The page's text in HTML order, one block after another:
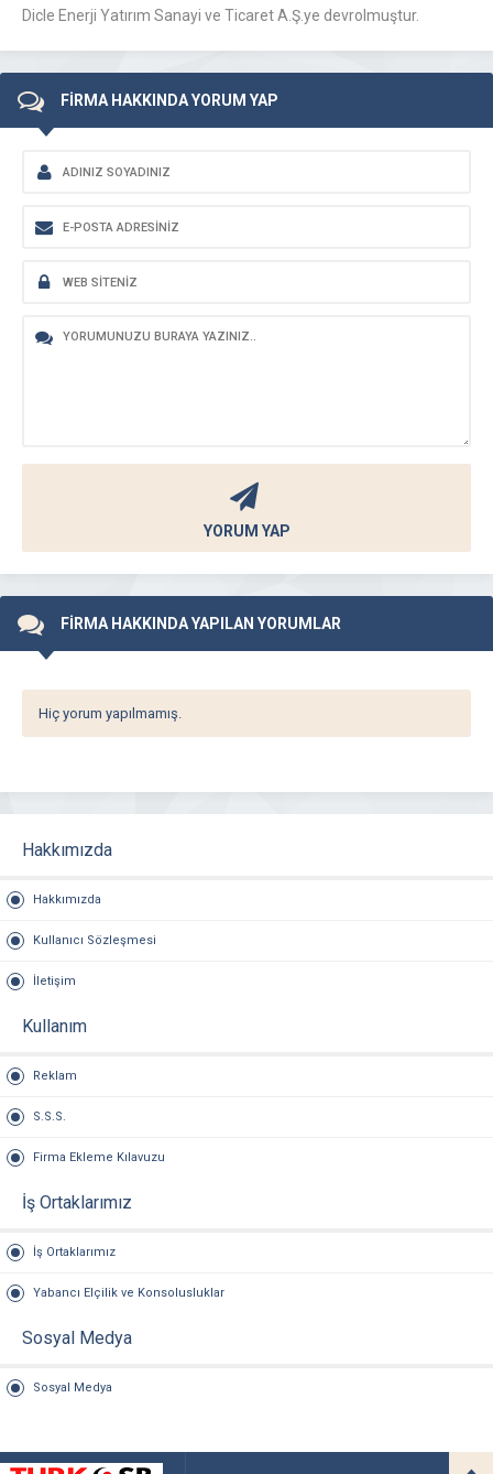
Dicle Enerji Yatırım Sanayi ve Ticaret A.Ş.ye devrolmuştur.
FİRMA HAKKINDA YORUM YAP
YORUM YAP
FİRMA HAKKINDA YAPILAN YORUMLAR
Hiç yorum yapılmamış.
Hakkımızda
Hakkımızda
Kullanıcı Sözleşmesi
İletişim
Kullanım
Reklam
S.S.S.
Firma Ekleme Kılavuzu
İş Ortaklarımız
İş Ortaklarımız
Yabancı Elçilik ve Konsolusluklar
Sosyal Medya
Sosyal Medya